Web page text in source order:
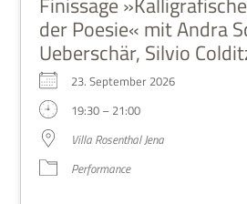
der Poesie« mit Andra
Ueberschär, Silvio
23. Sep­tem­ber 2026
19:30 – 21:00
Villa Rosen­thal Jena
Per­for­mance